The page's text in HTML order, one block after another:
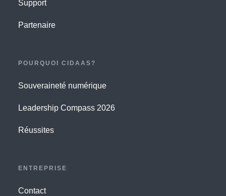
Support
Partenaire
POURQUOI CIDAAS?
Souveraineté numérique
Leadership Compass 2026
Réussites
ENTREPRISE
Contact